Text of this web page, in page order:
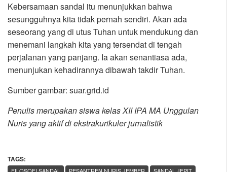
Kebersamaan sandal itu menunjukkan bahwa
sesungguhnya kita tidak pernah sendiri. Akan ada
seseorang yang di utus Tuhan untuk mendukung dan
menemani langkah kita yang tersendat di tengah
perjalanan yang panjang. Ia akan senantiasa ada,
menunjukan kehadirannya dibawah takdir Tuhan.
Sumber gambar: suar.grid.id
Penulis merupakan siswa kelas XII IPA MA Unggulan
Nuris yang aktif di ekstrakurikuler jurnalistik
TAGS: